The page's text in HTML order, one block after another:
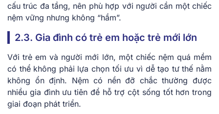
cấu trúc đa tầng, nên phù hợp với người cần một chiếc
nệm vững nhưng không “hầm”.
2.3. Gia đình có trẻ em hoặc trẻ mới lớn
Với trẻ em và người mới lớn, một chiếc nệm quá mềm
có thể không phải lựa chọn tối ưu vì dễ tạo tư thế nằm
không ổn định. Nệm có nền đỡ chắc thường được
nhiều gia đình ưu tiên để hỗ trợ cột sống tốt hơn trong
giai đoạn phát triển.